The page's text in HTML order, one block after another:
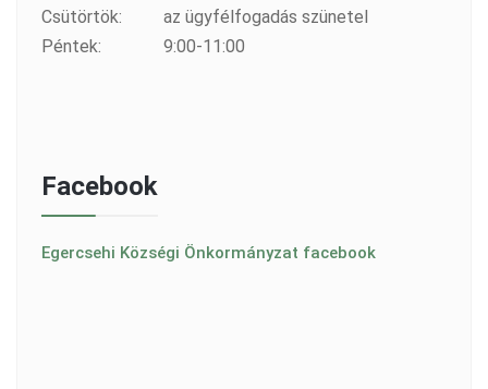
Csütörtök:
az ügyfélfogadás szünetel
Péntek:
9:00-11:00
Facebook
Egercsehi Községi Önkormányzat facebook